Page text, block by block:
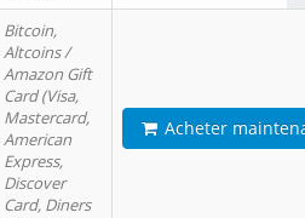
Bitcoin,
Altcoins /
Amazon Gift
Card (Visa,
Mastercard,
American
Express,
Discover
Card, Diners
Acheter